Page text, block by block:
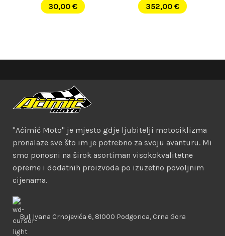
30,00 €
352,00 €
"Aćimić Moto" je mjesto gdje ljubitelji motociklizma
pronalaze sve što im je potrebno za svoju avanturu. Mi
smo ponosni na širok asortiman visokokvalitetne
opreme i dodatnih proizvoda po izuzetno povoljnim
cijenama.
Bul. Ivana Crnojevića 6, 81000 Podgorica, Crna Gora